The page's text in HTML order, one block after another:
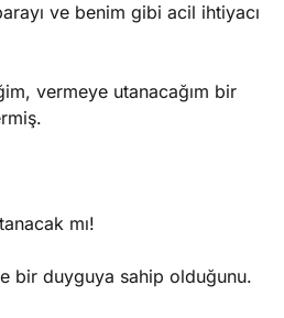
ve benim gibi acil ihtiyacı
vermeye utanacağım bir
mı!
bir duyguya sahip olduğunu.